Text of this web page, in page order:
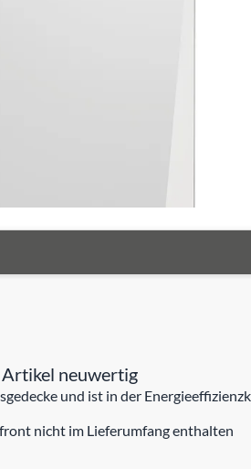
neuwertig
und ist in der
nicht im Lieferumfang enthalten